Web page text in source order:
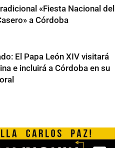
«Fiesta Nacional del
a Córdoba
El Papa León XIV visitará
e incluirá a Córdoba en su